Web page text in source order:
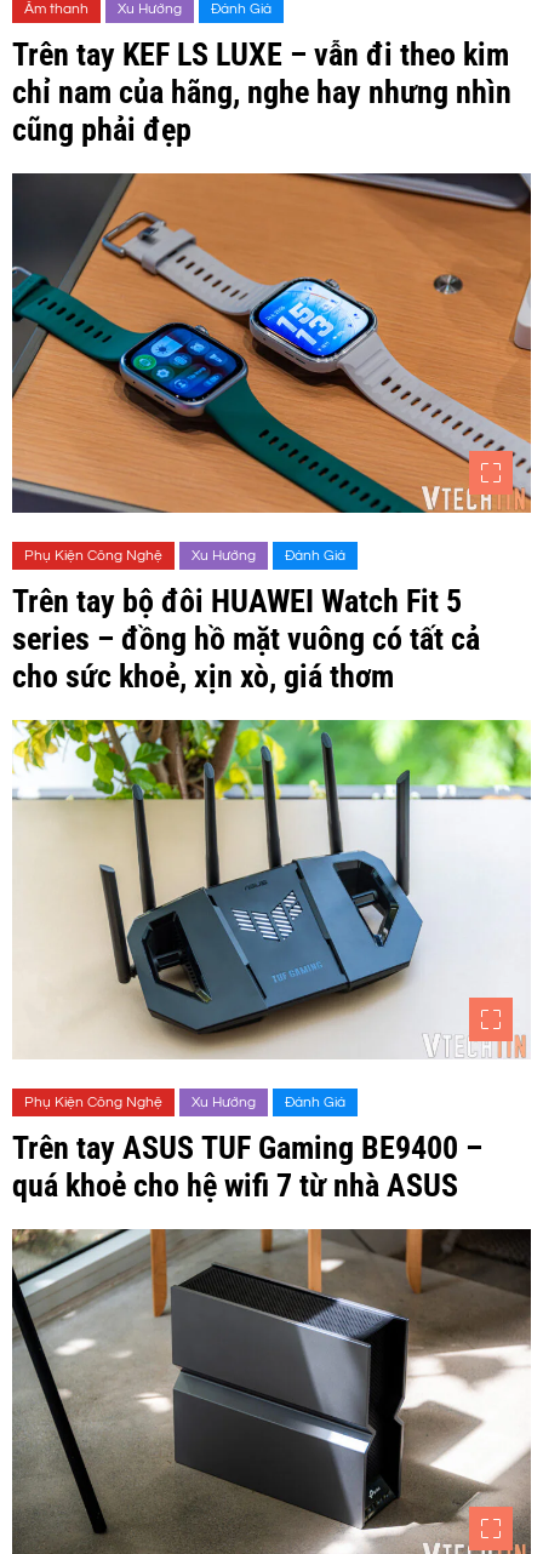
Âm thanh Xu Hướng Đánh Giá
Trên tay KEF LS LUXE – vẫn đi theo kim
chỉ nam của hãng, nghe hay nhưng nhìn
cũng phải đẹp
Phụ Kiện Công Nghệ Xu Hướng Đánh Giá
Trên tay bộ đôi HUAWEI Watch Fit 5
series – đồng hồ mặt vuông có tất cả
cho sức khoẻ, xịn xò, giá thơm
Phụ Kiện Công Nghệ Xu Hướng Đánh Giá
Trên tay ASUS TUF Gaming BE9400 –
quá khoẻ cho hệ wifi 7 từ nhà ASUS